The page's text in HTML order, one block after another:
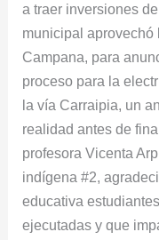
a traer inversiones
municipal aprovechó
Campana, para
proceso para la
la vía Carraipia, un
realidad antes de
profesora Vicenta
indígena #2,
educativa
ejecutadas y que